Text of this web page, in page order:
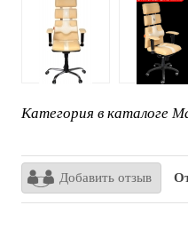
Категория в каталоге
Добавить отзыв